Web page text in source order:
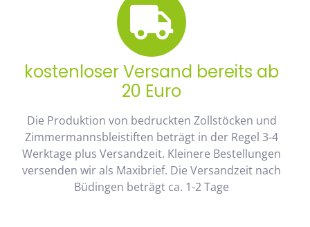
kostenloser Versand bereits ab
20 Euro
Die Produktion von bedruckten Zollstöcken und
Zimmermannsbleistiften beträgt in der Regel 3-4
Werktage plus Versandzeit. Kleinere Bestellungen
versenden wir als Maxibrief. Die Versandzeit nach
Büdingen beträgt ca. 1-2 Tage